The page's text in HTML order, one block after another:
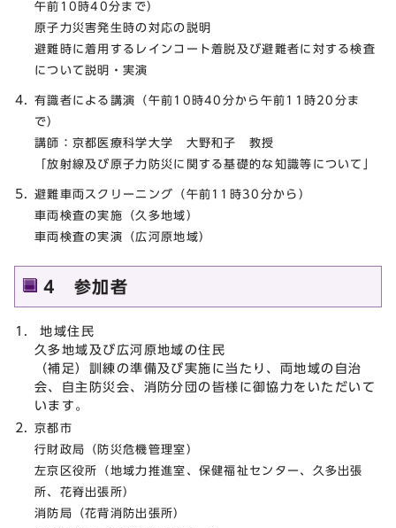
午前10時40分まで）
原子力災害発生時の対応の説明
避難時に着用するレインコート着脱及び避難者に対する検査
について説明・実演
有識者による講演（午前10時40分から午前11時20分ま
で）
講師：京都医療科学大学 大野和子 教授
「放射線及び原子力防災に関する基礎的な知識等について」
避難車両スクリーニング（午前11時30分から）
車両検査の実施（久多地域）
車両検査の実演（広河原地域）
4 参加者
地域住民
久多地域及び広河原地域の住民
（補足）訓練の準備及び実施に当たり、両地域の自治
会、自主防災会、消防分団の皆様に御協力をいただいて
います。
京都市
行財政局（防災危機管理室）
左京区役所（地域力推進室、保健福祉センター、久多出張
所、花脊出張所）
消防局（花背消防出張所）